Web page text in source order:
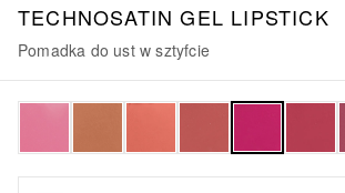
TECHNOSATIN GEL LIPSTICK
Pomadka do ust w sztyfcie